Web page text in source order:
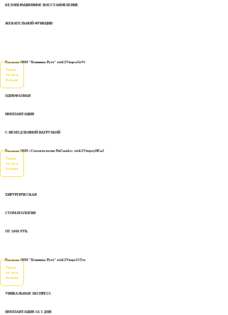
БЕЗОПЕРАЦИОННОЕ ВОССТАНОВЛЕНИЕ
ЖЕВАТЕЛЬНОЙ ФУНКЦИИ
Реклама ООО "Клиника Рутт" erid:2VtzqvoGrVt
Узнать
об этом
больше
ОДНОФАЗНАЯ
ИМПЛАНТАЦИЯ
С НЕМЕДЛЕННОЙ НАГРУЗКОЙ
Реклама ООО «Стоматология РиСмайл» erid:2VtzqwyHCa2
Узнать
об этом
больше
ХИРУРГИЧЕСКАЯ
СТОМАТОЛОГИЯ
ОТ 1000 РУБ.
Реклама ООО "Клиника Рутт" erid:2Vtzqw51Tzv
Узнать
об этом
больше
УНИКАЛЬНАЯ ЭКСПРЕСС
ИМПЛАНТАЦИЯ ЗА 3 ДНЯ